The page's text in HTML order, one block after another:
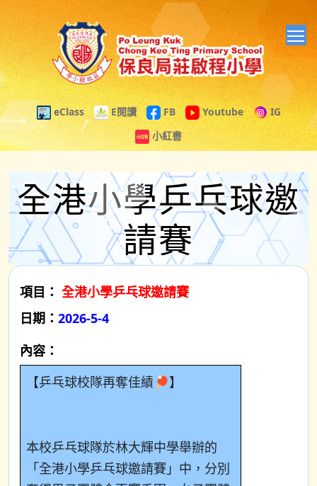
eClass E閱讀 FB Youtube
IG
小紅書
全港小學乒乓球邀
請賽
項目： 全港小學乒乓球邀請賽
日期： 2026-5-4
內容：
【乒乓球校隊再奪佳績🏓】
本校乒乓球隊於林大輝中學舉辦的
「全港小學乒乓球邀請賽」中，分別